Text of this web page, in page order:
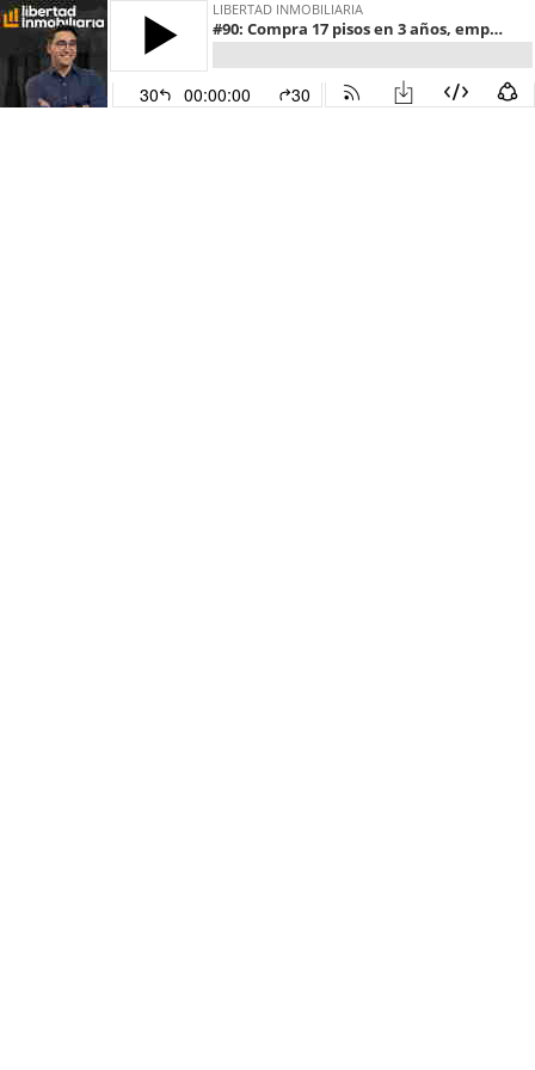
LIBERTAD INMOBILIARIA
#90: Compra 17 pisos en 3 años, empezando con 1.000 € — Marc
30 00:00:00 30